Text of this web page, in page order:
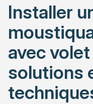
Services
Actualités
Rechercher un
Installer
avec
solutions